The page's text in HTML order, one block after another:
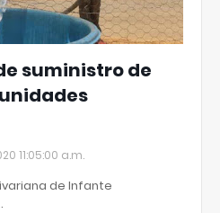
suministro de
11:05:00 a.m.
de Infante